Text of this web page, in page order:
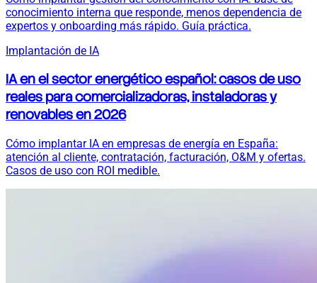
conocimiento interna que responde, menos dependencia de
expertos y onboarding más rápido. Guía práctica.
Implantación de IA
IA en el sector energético español: casos de uso
reales para comercializadoras, instaladoras y
renovables en 2026
Cómo implantar IA en empresas de energía en España:
atención al cliente, contratación, facturación, O&M y ofertas.
Casos de uso con ROI medible.